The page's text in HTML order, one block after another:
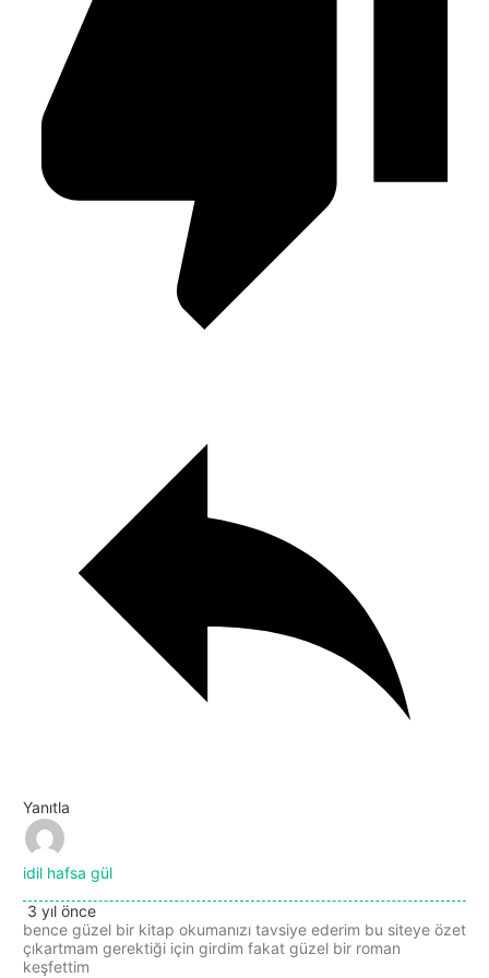
Yanıtla
idil hafsa gül
3 yıl önce
bence güzel bir kitap okumanızı tavsiye ederim bu siteye özet
çıkartmam gerektiği için girdim fakat güzel bir roman
keşfettim